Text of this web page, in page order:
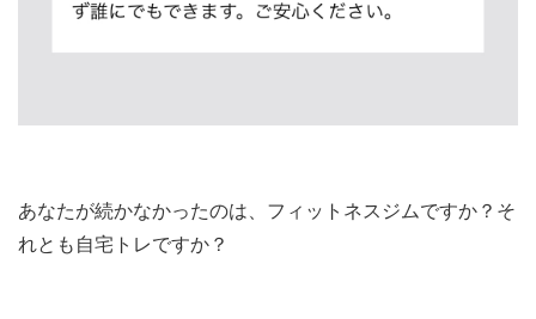
あなたが続かなかったのは、フィットネスジムですか？そ
れとも自宅トレですか？